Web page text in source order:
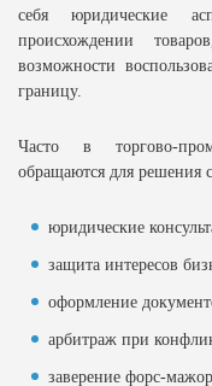
себя юридические
происхождении
возможности
границу.
Часто в торгово-
обращаются для решения
юридические
защита интересов
оформление
арбитраж при
заверение форс-